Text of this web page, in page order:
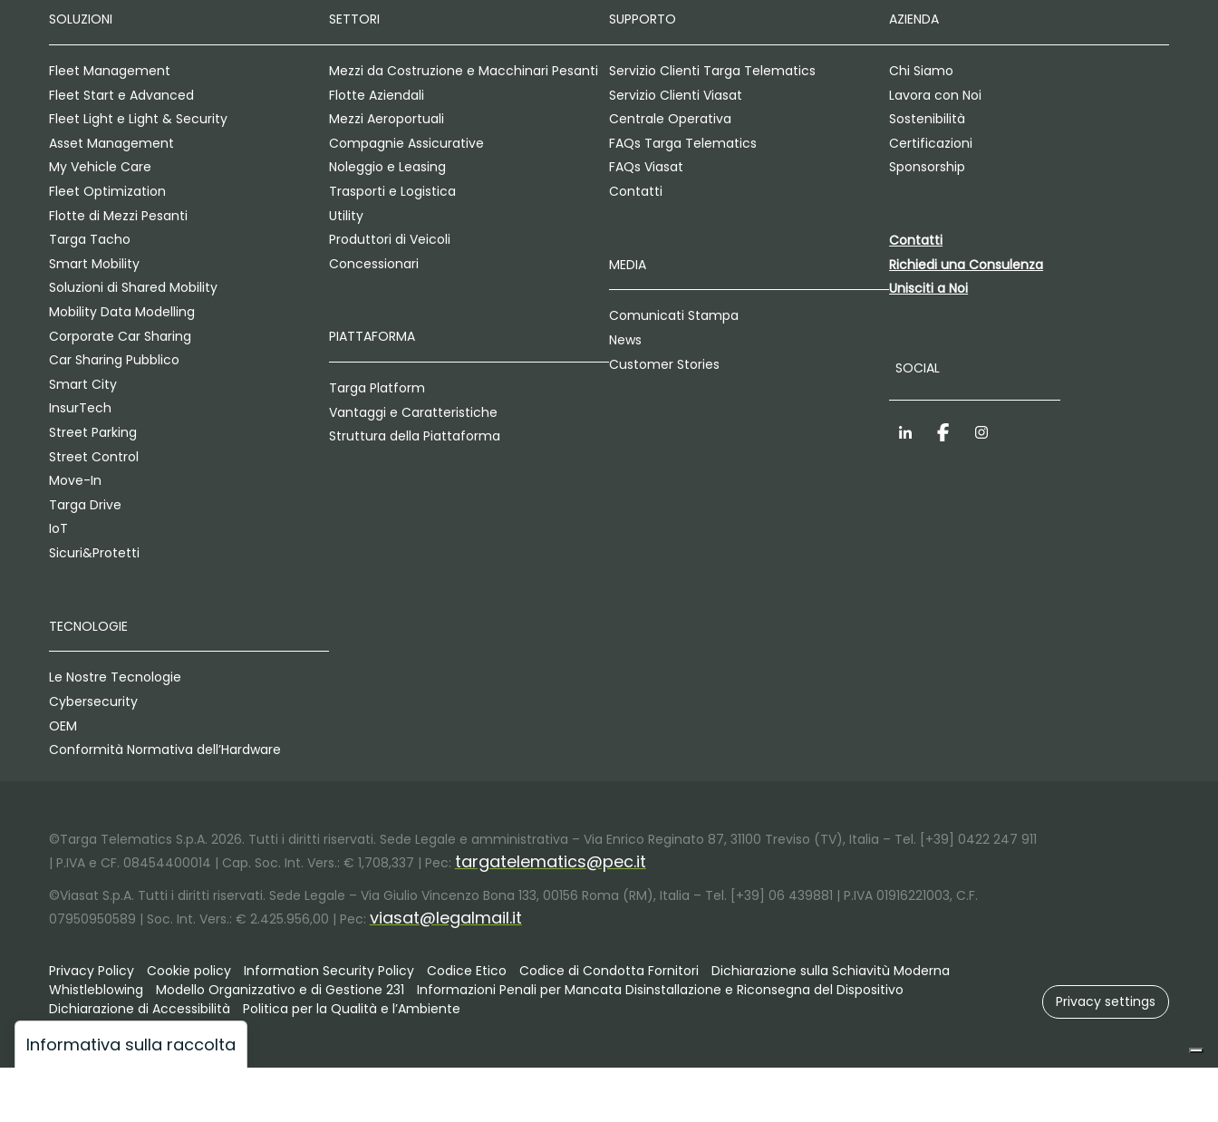
SOLUZIONI
Fleet Management
Fleet Start e Advanced
Fleet Light e Light & Security
Asset Management
My Vehicle Care
Fleet Optimization
Flotte di Mezzi Pesanti
Targa Tacho
Smart Mobility
Soluzioni di Shared Mobility
Mobility Data Modelling
Corporate Car Sharing
Car Sharing Pubblico
Smart City
InsurTech
Street Parking
Street Control
Move-In
Targa Drive
IoT
Sicuri&Protetti
TECNOLOGIE
Le Nostre Tecnologie
Cybersecurity
OEM
Conformità Normativa dell’Hardware
SETTORI
Mezzi da Costruzione e Macchinari Pesanti
Flotte Aziendali
Mezzi Aeroportuali
Compagnie Assicurative
Noleggio e Leasing
Trasporti e Logistica
Utility
Produttori di Veicoli
Concessionari
PIATTAFORMA
Targa Platform
Vantaggi e Caratteristiche
Struttura della Piattaforma
SUPPORTO
Servizio Clienti Targa Telematics
Servizio Clienti Viasat
Centrale Operativa
FAQs Targa Telematics
FAQs Viasat
Contatti
MEDIA
Comunicati Stampa
News
Customer Stories
AZIENDA
Chi Siamo
Lavora con Noi
Sostenibilità
Certificazioni
Sponsorship
Contatti
Richiedi una Consulenza
Unisciti a Noi
SOCIAL
LinkedInFacebookInstagram
©Targa Telematics S.p.A. 2026. Tutti i diritti riservati. Sede Legale e amministrativa – Via Enrico Reginato 87, 31100 Treviso (TV), Italia – Tel. [+39] 0422 247 911
| P.IVA e CF. 08454400014 | Cap. Soc. Int. Vers.: € 1,708,337 | Pec: targatelematics@pec.it
©Viasat S.p.A. Tutti i diritti riservati. Sede Legale – Via Giulio Vincenzo Bona 133, 00156 Roma (RM), Italia – Tel. [+39] 06 439881 | P.IVA 01916221003, C.F.
07950950589 | Soc. Int. Vers.: € 2.425.956,00 | Pec: viasat@legalmail.it
Privacy Policy Cookie policy Information Security Policy Codice Etico Codice di Condotta Fornitori
Dichiarazione sulla Schiavitù Moderna
Whistleblowing
Modello Organizzativo e di Gestione 231
Informazioni Penali per Mancata Disinstallazione e Riconsegna del Dispositivo
Dichiarazione di Accessibilità
Politica per la Qualità e l’Ambiente Privacy settings
Informativa sulla raccolta